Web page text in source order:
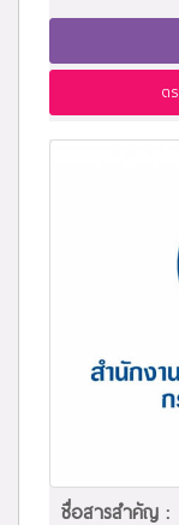
ต
ชื่อสารสำคัญ :